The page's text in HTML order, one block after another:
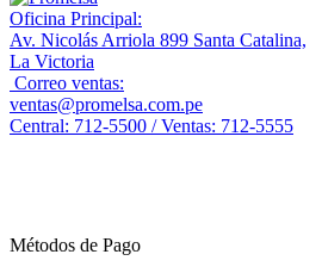
Oficina Principal:
Av. Nicolás Arriola 899 Santa Catalina,
La Victoria
Correo ventas:
ventas@promelsa.com.pe
Central: 712-5500 / Ventas: 712-5555
Métodos de Pago